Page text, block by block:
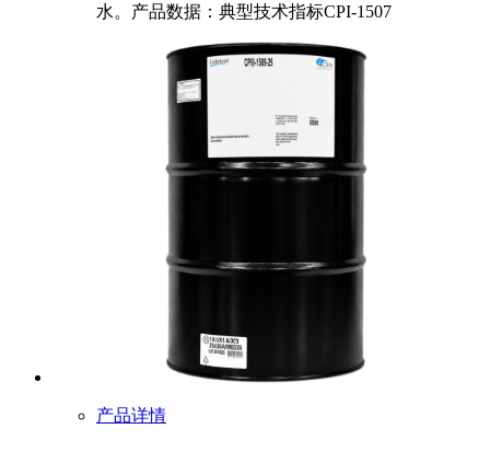
水。产品数据：典型技术指标CPI-1507
产品详情